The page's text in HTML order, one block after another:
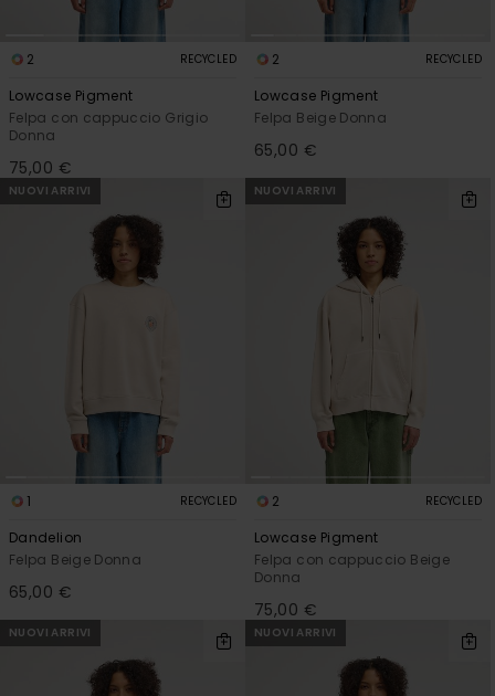
2 RECYCLED
Lowcase Pigment
Felpa con cappuccio Grigio
Donna
75,00 €
2 RECYCLED
Lowcase Pigment
Felpa Beige Donna
65,00 €
NUOVI ARRIVI
1 RECYCLED
Dandelion
Felpa Beige Donna
65,00 €
NUOVI ARRIVI
2 RECYCLED
Lowcase Pigment
Felpa con cappuccio Beige
Donna
75,00 €
NUOVI ARRIVI NUOVI ARRIVI